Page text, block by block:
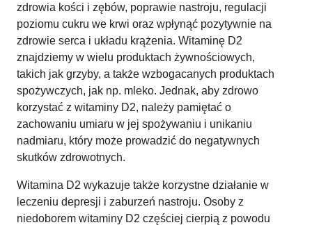
zdrowia kości i zębów, poprawie nastroju, regulacji
poziomu cukru we krwi oraz wpłynąć pozytywnie na
zdrowie serca i układu krążenia. Witaminę D2
znajdziemy w wielu produktach żywnościowych,
takich jak grzyby, a także wzbogacanych produktach
spożywczych, jak np. mleko. Jednak, aby zdrowo
korzystać z witaminy D2, należy pamiętać o
zachowaniu umiaru w jej spożywaniu i unikaniu
nadmiaru, który może prowadzić do negatywnych
skutków zdrowotnych.
Witamina D2 wykazuje także korzystne działanie w
leczeniu depresji i zaburzeń nastroju. Osoby z
niedoborem witaminy D2 częściej cierpią z powodu